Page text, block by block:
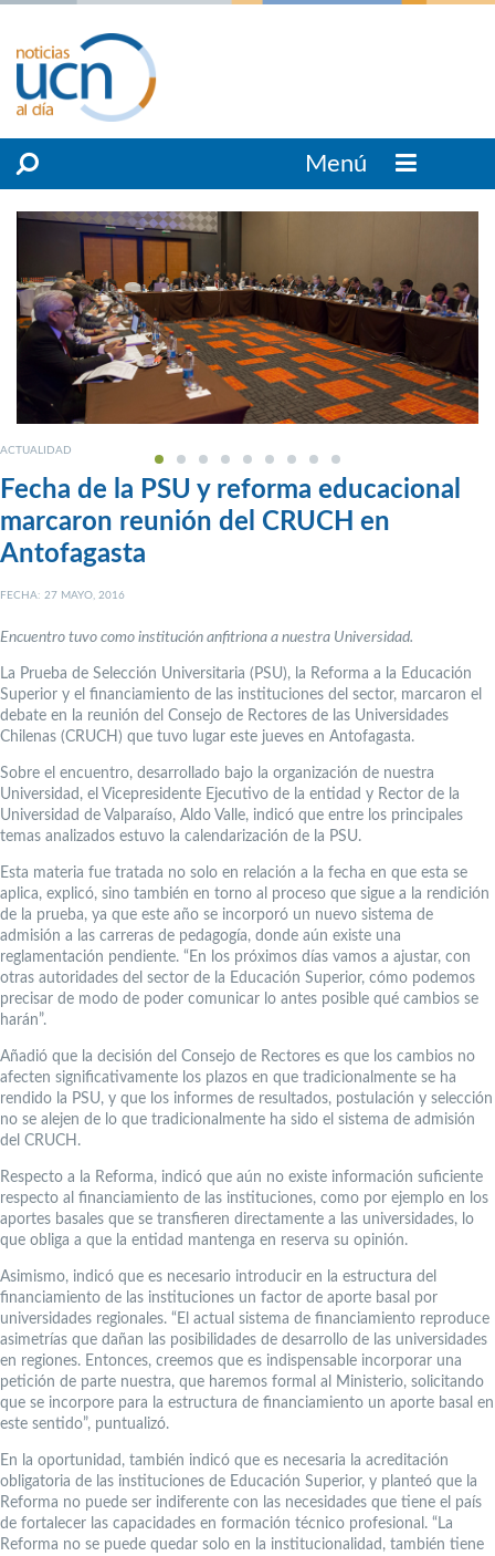
Menú
ACTUALIDAD
Fecha de la PSU y reforma educacional
marcaron reunión del CRUCH en
Antofagasta
FECHA: 27 MAYO, 2016
Encuentro tuvo como institución anfitriona a nuestra Universidad.
La Prueba de Selección Universitaria (PSU), la Reforma a la Educación
Superior y el financiamiento de las instituciones del sector, marcaron el
debate en la reunión del Consejo de Rectores de las Universidades
Chilenas (CRUCH) que tuvo lugar este jueves en Antofagasta.
Sobre el encuentro, desarrollado bajo la organización de nuestra
Universidad, el Vicepresidente Ejecutivo de la entidad y Rector de la
Universidad de Valparaíso, Aldo Valle, indicó que entre los principales
temas analizados estuvo la calendarización de la PSU.
Esta materia fue tratada no solo en relación a la fecha en que esta se
aplica, explicó, sino también en torno al proceso que sigue a la rendición
de la prueba, ya que este año se incorporó un nuevo sistema de
admisión a las carreras de pedagogía, donde aún existe una
reglamentación pendiente. “En los próximos días vamos a ajustar, con
otras autoridades del sector de la Educación Superior, cómo podemos
precisar de modo de poder comunicar lo antes posible qué cambios se
harán”.
Añadió que la decisión del Consejo de Rectores es que los cambios no
afecten significativamente los plazos en que tradicionalmente se ha
rendido la PSU, y que los informes de resultados, postulación y selección
no se alejen de lo que tradicionalmente ha sido el sistema de admisión
del CRUCH.
Respecto a la Reforma, indicó que aún no existe información suficiente
respecto al financiamiento de las instituciones, como por ejemplo en los
aportes basales que se transfieren directamente a las universidades, lo
que obliga a que la entidad mantenga en reserva su opinión.
Asimismo, indicó que es necesario introducir en la estructura del
financiamiento de las instituciones un factor de aporte basal por
universidades regionales. “El actual sistema de financiamiento reproduce
asimetrías que dañan las posibilidades de desarrollo de las universidades
en regiones. Entonces, creemos que es indispensable incorporar una
petición de parte nuestra, que haremos formal al Ministerio, solicitando
que se incorpore para la estructura de financiamiento un aporte basal en
este sentido”, puntualizó.
En la oportunidad, también indicó que es necesaria la acreditación
obligatoria de las instituciones de Educación Superior, y planteó que la
Reforma no puede ser indiferente con las necesidades que tiene el país
de fortalecer las capacidades en formación técnico profesional. “La
Reforma no se puede quedar solo en la institucionalidad, también tiene